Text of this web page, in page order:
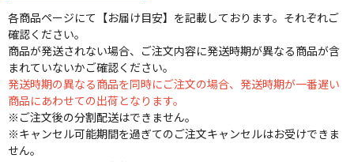
各商品ページにて【お届け目安】を記載しております。それぞれご
確認ください。
商品が発送されない場合、ご注文内容に発送時期が異なる商品が含
まれていないかご確認ください。
発送時期の異なる商品を同時にご注文の場合、発送時期が一番遅い
商品にあわせての出荷となります。
※ご注文後の分割配送はできません。
※キャンセル可能期間を過ぎてのご注文キャンセルはお受けできま
せん。